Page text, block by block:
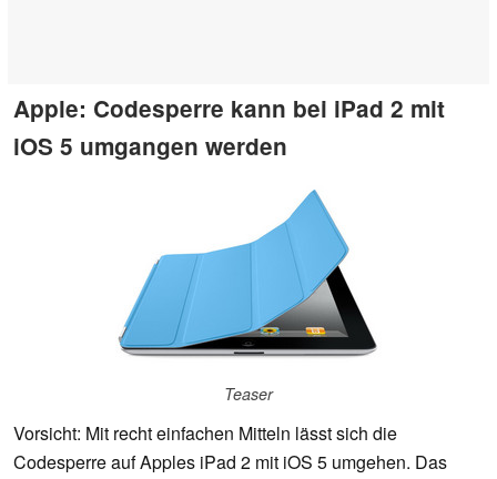
Apple: Codesperre kann bei iPad 2 mit
iOS 5 umgangen werden
Teaser
Vorsicht: Mit recht einfachen Mitteln lässt sich die
Codesperre auf Apples iPad 2 mit iOS 5 umgehen. Das